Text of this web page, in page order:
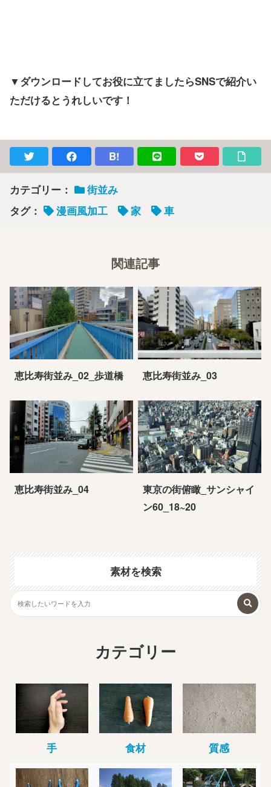
▼ダウンロードしてお役に立てましたらSNSで紹介い
ただけるとうれしいです！
B!
カテゴリー：
街並み
タグ：
漫画風加工 家 車
関連記事
恵比寿街並み_02_歩道橋 恵比寿街並み_03
恵比寿街並み_04
東京の街俯瞰_サンシャイ
ン60_18~20
素材を検索
カテゴリー
手 食材 質感